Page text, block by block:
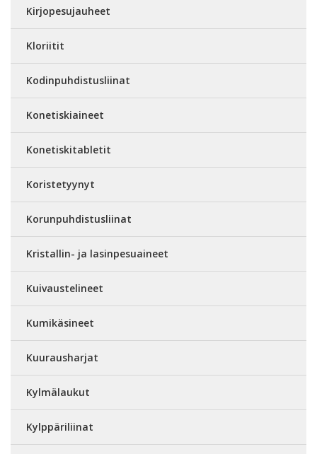
Kirjopesujauheet
Kloriitit
Kodinpuhdistusliinat
Konetiskiaineet
Konetiskitabletit
Koristetyynyt
Korunpuhdistusliinat
Kristallin- ja lasinpesuaineet
Kuivaustelineet
Kumikäsineet
Kuurausharjat
Kylmälaukut
Kylppäriliinat